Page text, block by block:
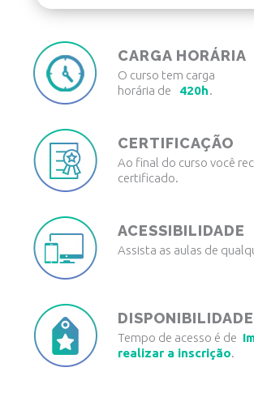
CARGA HORÁRIA
O curso tem carga
horária de
420h.
CERTIFICAÇÃO
Ao final do curso você
certificado.
ACESSIBILIDADE
Assista as aulas de
DISPONIBILIDADE
Tempo de acesso é de
realizar a inscrição.